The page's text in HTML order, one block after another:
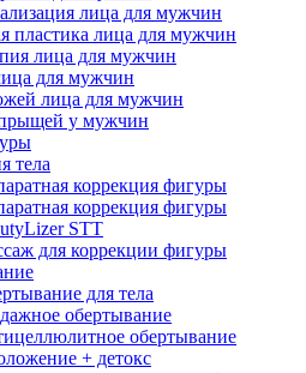
лица для мужчин
пластика лица для мужчин
лица для мужчин
для мужчин
лица для мужчин
у мужчин
тела
коррекция фигуры
коррекция фигуры
STT
для коррекции фигуры
для тела
обертывание
обертывание
+ детокс